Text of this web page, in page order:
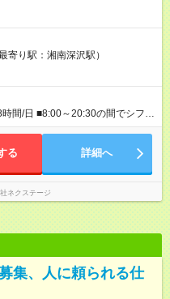
／月 みなし残業時間 29時間／月
★ご希望の働き方
32万円～64万4，000円 ※グロ
域型（エリア内勤
応相談） 月収29万円～60万7，
年1
ーム賞与/年2回（☆あなたの活躍
給与は本採用時と同じです。
寄り駅：湘南深沢駅）
間/日 ■8:00～20:30の間でシフト
～18:30（メイン時間帯）を軸
の趣味や家族と過ごす時間もた
る 詳細へ
ネクステージ
集、人に頼られる仕